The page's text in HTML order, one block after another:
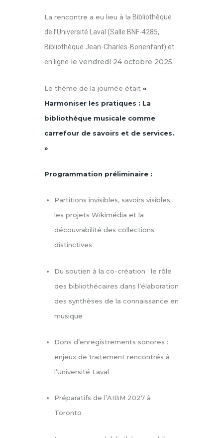
La rencontre a eu lieu à la Bibliothèque
de l’Université Laval (Salle BNF-4285,
Bibliothèque Jean-Charles-Bonenfant) et
en ligne le vendredi 24 octobre 2025.
Le thème de la journée était «
Harmoniser les pratiques : La
bibliothèque musicale comme
carrefour de savoirs et de services.
»
Programmation préliminaire :
Partitions invisibles, savoirs visibles :
les projets Wikimédia et la
découvrabilité des collections
distinctives
Du soutien à la co-création : le rôle
des bibliothécaires dans l’élaboration
des synthèses de la connaissance en
musique
Dons d’enregistrements sonores :
enjeux de traitement rencontrés à
l’Université Laval
Préparatifs de l’AIBM 2027 à
Toronto